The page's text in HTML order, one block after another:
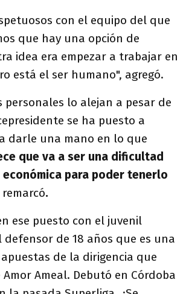
con el equipo del que
que hay una opción de
idea era empezar a trabajar en
está el ser humano", agregó.
personales lo alejan a pesar de
se ha puesto a
darle una mano en lo que
que va a ser una dificultad
económica para poder tenerlo
remarcó.
ese puesto con el juvenil
defensor de 18 años que es una
de la dirigencia que
Amor Ameal. Debutó en Córdoba